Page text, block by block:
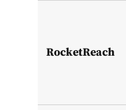
RocketReach